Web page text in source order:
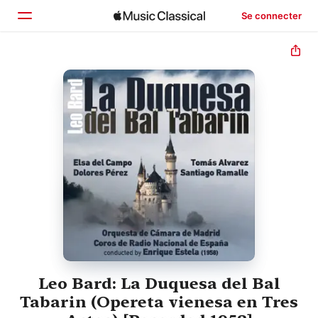
Se connecter
Accueil
Parcourir
Rechercher
Leo Bard: La Duquesa del Bal
Tabarin (Opereta vienesa en Tres